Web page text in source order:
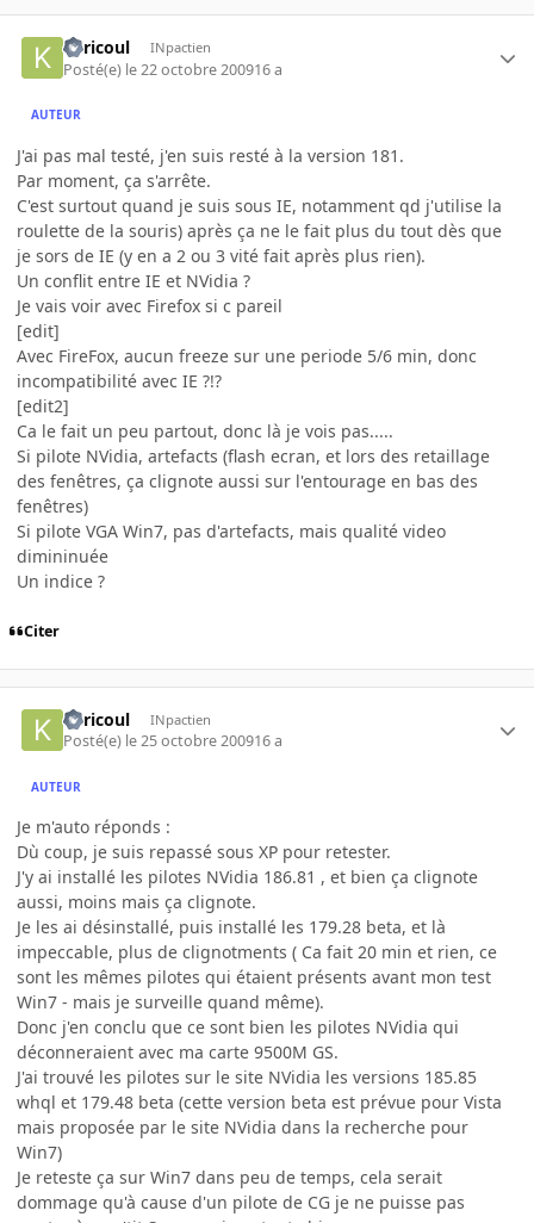
Kericoul INpactien
Posté(e) le 22 octobre 200916 a
AUTEUR
J'ai pas mal testé, j'en suis resté à la version 181.
Par moment, ça s'arrête.
C'est surtout quand je suis sous IE, notamment qd j'utilise la
roulette de la souris) après ça ne le fait plus du tout dès que
je sors de IE (y en a 2 ou 3 vité fait après plus rien).
Un conflit entre IE et NVidia ?
Je vais voir avec Firefox si c pareil
[edit]
Avec FireFox, aucun freeze sur une periode 5/6 min, donc
incompatibilité avec IE ?!?
[edit2]
Ca le fait un peu partout, donc là je vois pas.....
Si pilote NVidia, artefacts (flash ecran, et lors des retaillage
des fenêtres, ça clignote aussi sur l'entourage en bas des
fenêtres)
Si pilote VGA Win7, pas d'artefacts, mais qualité video
dimininuée
Un indice ?
Citer
Kericoul INpactien
Posté(e) le 25 octobre 200916 a
AUTEUR
Je m'auto réponds :
Dù coup, je suis repassé sous XP pour retester.
J'y ai installé les pilotes NVidia 186.81 , et bien ça clignote
aussi, moins mais ça clignote.
Je les ai désinstallé, puis installé les 179.28 beta, et là
impeccable, plus de clignotments ( Ca fait 20 min et rien, ce
sont les mêmes pilotes qui étaient présents avant mon test
Win7 - mais je surveille quand même).
Donc j'en conclu que ce sont bien les pilotes NVidia qui
déconneraient avec ma carte 9500M GS.
J'ai trouvé les pilotes sur le site NVidia les versions 185.85
whql et 179.48 beta (cette version beta est prévue pour Vista
mais proposée par le site NVidia dans la recherche pour
Win7)
Je reteste ça sur Win7 dans peu de temps, cela serait
dommage qu'à cause d'un pilote de CG je ne puisse pas